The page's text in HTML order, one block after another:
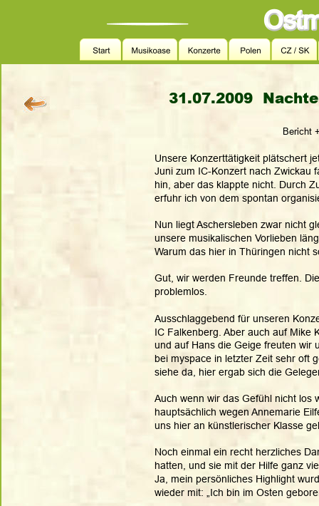
31.07.2009
Bericht
Unsere Konzerttätigkeit plätschert
Juni zum IC-Konzert nach Zwickau
hin, aber das klappte nicht. Durch
erfuhr ich von dem spontan
Nun liegt Aschersleben zwar nicht
unsere musikalischen Vorlieben
Warum das hier in Thüringen nicht
Gut, wir werden Freunde treffen.
problemlos.
Ausschlaggebend für unseren
IC Falkenberg. Aber auch auf Mike
und auf Hans die Geige freuten wir
bei myspace in letzter Zeit sehr oft
siehe da, hier ergab sich die
Auch wenn wir das Gefühl nicht
hauptsächlich wegen Annemarie
uns hier an künstlerischer Klasse
Noch einmal ein recht herzliches
hatten, und sie mit der Hilfe ganz
Ja, mein persönliches Highlight
wieder mit: „Ich bin im Osten